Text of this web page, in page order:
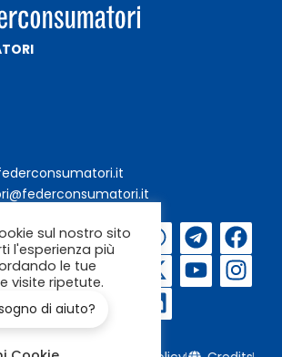
Iscriviti alla
newsletter
sul nostro sito
l'esperienza più
le tue
visite ripetute.
di TUTTI i
di aiuto?